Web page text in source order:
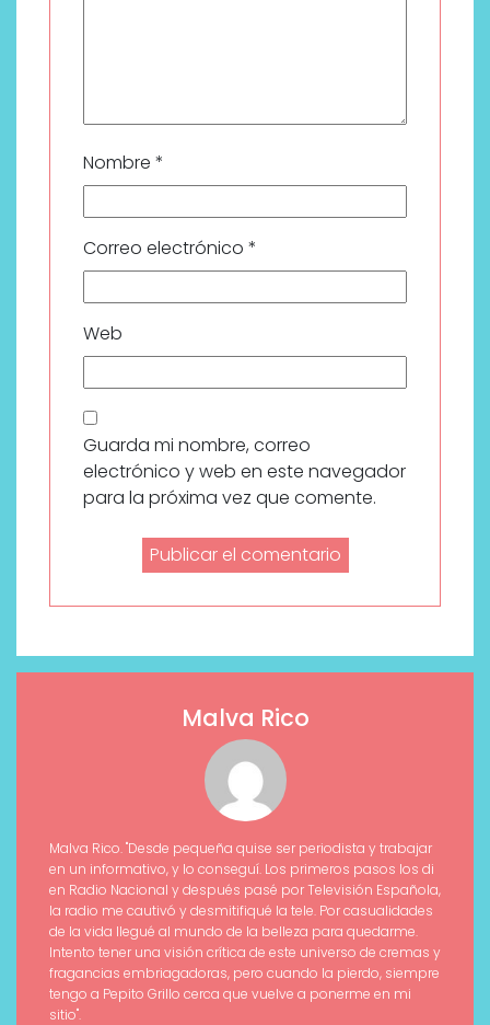
Nombre *
Correo electrónico *
Web
Guarda mi nombre, correo
electrónico y web en este navegador
para la próxima vez que comente.
Malva Rico
Malva Rico. "Desde pequeña quise ser periodista y trabajar
en un informativo, y lo conseguí. Los primeros pasos los di
en Radio Nacional y después pasé por Televisión Española,
la radio me cautivó y desmitifiqué la tele. Por casualidades
de la vida llegué al mundo de la belleza para quedarme.
Intento tener una visión crítica de este universo de cremas y
fragancias embriagadoras, pero cuando la pierdo, siempre
tengo a Pepito Grillo cerca que vuelve a ponerme en mi
sitio".